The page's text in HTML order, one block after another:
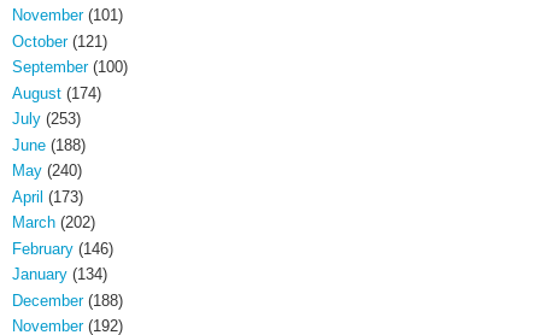
November(101)
October(121)
September(100)
August (174)
July (253)
June (188)
May (240)
April (173)
March (202)
February (146)
January (134)
December(188)
November(192)